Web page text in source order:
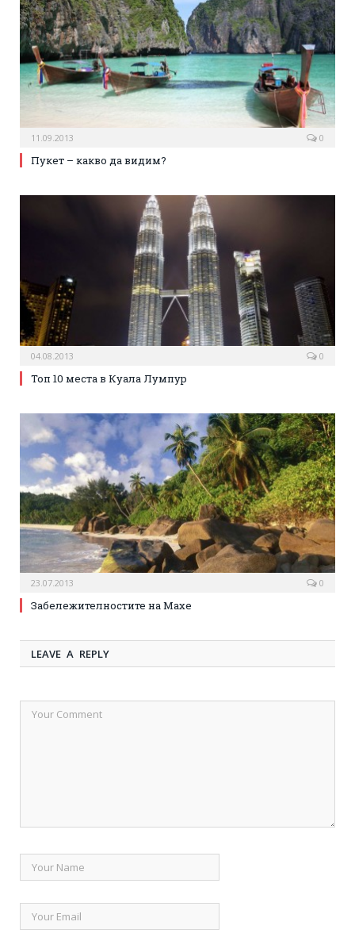
11.09.2013 0
Пукет – какво да видим?
04.08.2013 0
Топ 10 места в Куала Лумпур
23.07.2013 0
Забележителностите на Махе
LEAVE A REPLY